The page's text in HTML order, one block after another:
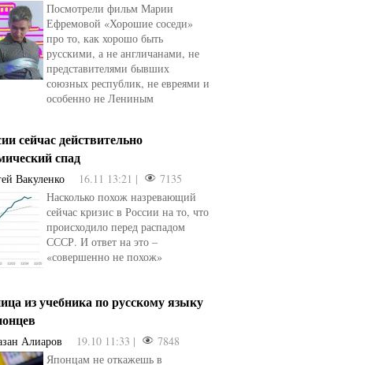
Посмотрели фильм Марии
Ефремовой «Хорошие соседи»
про то, как хорошо быть
русскими, а не англичанами, не
представителями бывших
союзных республик, не евреями и
особенно не Лениным
сейчас действительно
спад
Вакуленко 16.11 13:21 |
7135
Насколько похож назревающий
сейчас кризис в России на то, что
происходило перед распадом
СССР. И ответ на это –
«совершенно не похож»
из учебника по русскому языку
Алиаров 19.10 11:33 |
7848
Японцам не откажешь в